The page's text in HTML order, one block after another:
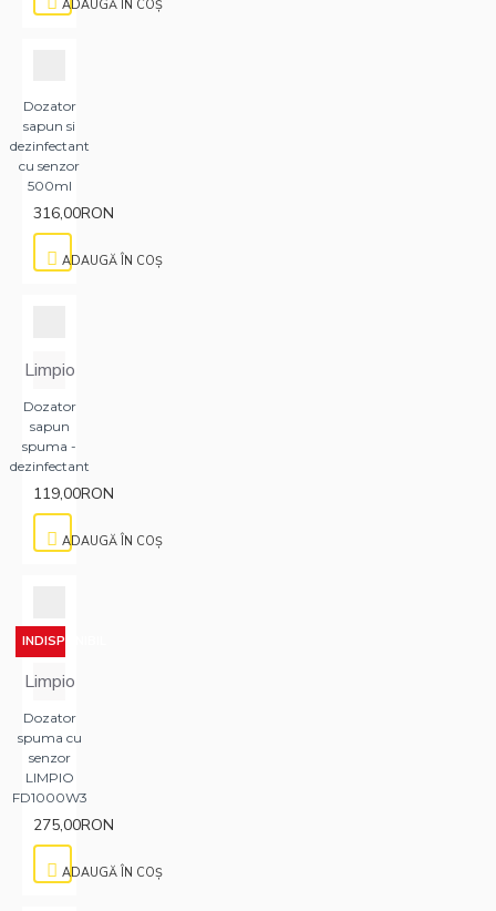
ADAUGĂ ÎN COŞ
Dozator
sapun si
dezinfectant
cu senzor
500ml
316,00RON
ADAUGĂ ÎN COŞ
Limpio
Dozator
sapun
spuma -
dezinfectant
119,00RON
ADAUGĂ ÎN COŞ
INDISPONIBIL
Limpio
Dozator
spuma cu
senzor
LIMPIO
FD1000W3
275,00RON
ADAUGĂ ÎN COŞ